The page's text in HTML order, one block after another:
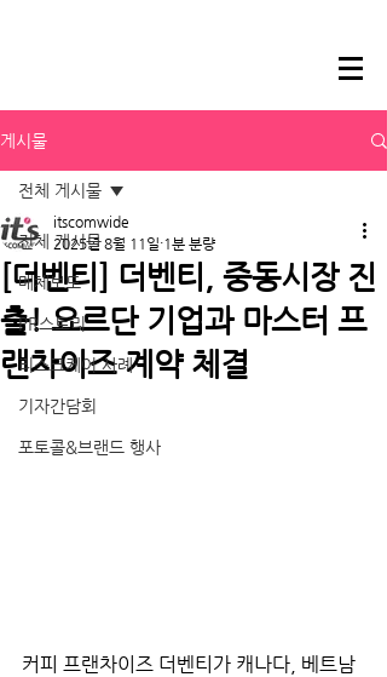
게시물
전체 게시물
매체보도
PR스토리
리스크케어 사례
기자간담회
포토콜&브랜드 행사
전체 게시물
[더벤티] 더벤티, 중동시장 진
출! 요르단 기업과 마스터 프
랜차이즈 계약 체결
itscomwide
2025년 8월 11일 1분 분량
커피 프랜차이즈 더벤티가 캐나다, 베트남